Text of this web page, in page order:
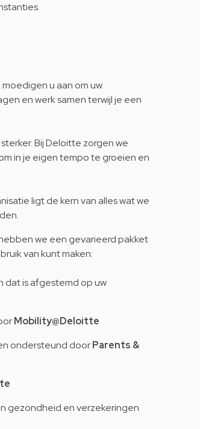
u aan om uw
en werk samen terwijl je een
Bij Deloitte zorgen we
in je eigen tempo te groeien en
ligt de kern van alles wat we
we een gevarieerd pakket
van kunt maken:
dat is afgestemd op uw
Mobility@Deloitte
ondersteund doorParents &
gezondheid en verzekeringen